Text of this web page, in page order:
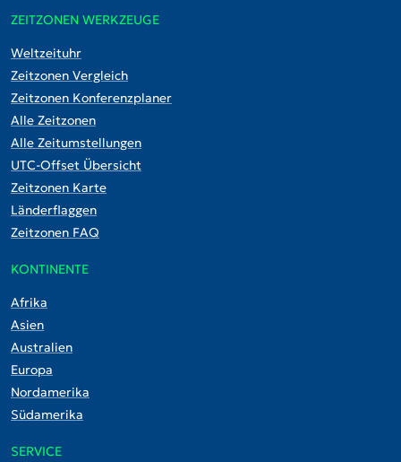
ZEITZONEN WERKZEUGE
Weltzeituhr
Zeitzonen Vergleich
Zeitzonen Konferenzplaner
Alle Zeitzonen
Alle Zeitumstellungen
UTC-Offset Übersicht
Zeitzonen Karte
Länderflaggen
Zeitzonen FAQ
KONTINENTE
Afrika
Asien
Australien
Europa
Nordamerika
Südamerika
SERVICE